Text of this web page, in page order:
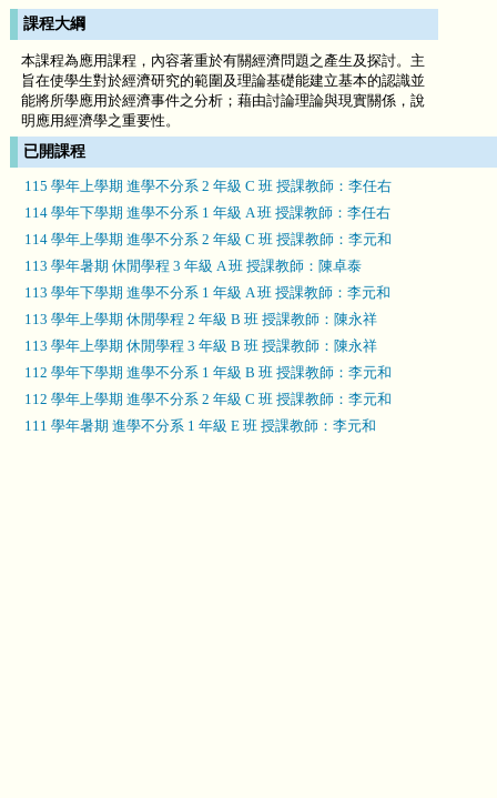
課程大綱
本課程為應用課程，內容著重於有關經濟問題之產生及探討。主
旨在使學生對於經濟研究的範圍及理論基礎能建立基本的認識並
能將所學應用於經濟事件之分析；藉由討論理論與現實關係，說
明應用經濟學之重要性。
已開課程
115 學年上學期 進學不分系 2 年級 C 班 授課教師：李任右
114 學年下學期 進學不分系 1 年級 A 班 授課教師：李任右
114 學年上學期 進學不分系 2 年級 C 班 授課教師：李元和
113 學年暑期 休閒學程 3 年級 A 班 授課教師：陳卓泰
113 學年下學期 進學不分系 1 年級 A 班 授課教師：李元和
113 學年上學期 休閒學程 2 年級 B 班 授課教師：陳永祥
113 學年上學期 休閒學程 3 年級 B 班 授課教師：陳永祥
112 學年下學期 進學不分系 1 年級 B 班 授課教師：李元和
112 學年上學期 進學不分系 2 年級 C 班 授課教師：李元和
111 學年暑期 進學不分系 1 年級 E 班 授課教師：李元和